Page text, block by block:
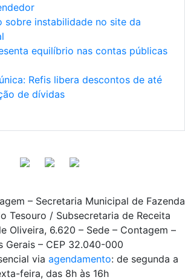
sobre instabilidade no site da
equilíbrio nas contas públicas
Refis libera descontos de até
de dívidas
– Secretaria Municipal de Fazenda
Tesouro / Subsecretaria de Receita
Oliveira, 6.620 – Sede – Contagem –
Gerais – CEP 32.040-000
via agendamento: de segunda a
feira, das 8h às 16h